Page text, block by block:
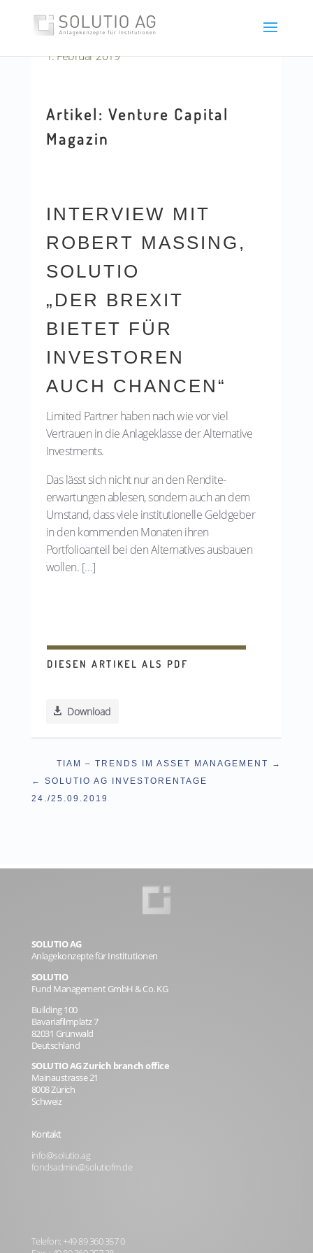
1. Februar 2019
Artikel: Venture Capital
Magazin
INTERVIEW MIT
ROBERT MASSING,
SOLUTIO
„DER BREXIT
BIETET FÜR
INVESTOREN
AUCH CHANCEN“
Limited Partner haben nach wie vor viel
Vertrauen in die Anlageklasse der Alternative
Investments.
Das lässt sich nicht nur an den Rendite-
erwartungen ablesen, sondern auch an dem
Umstand, dass viele institutionelle Geldgeber
in den kommenden Monaten ihren
Portfolioanteil bei den Alternatives ausbauen
wollen. […]
DIESEN ARTIKEL ALS PDF
Download
TIAM – TRENDS IM ASSET MANAGEMENT
SOLUTIO AG INVESTORENTAGE
24./25.09.2019
SOLUTIO AG
Anlagekonzepte für Institutionen
SOLUTIO
Fund Management GmbH & Co. KG
Building 100
Bavariafilmplatz 7
82031 Grünwald
Deutschland
SOLUTIO AG Zurich branch office
Mainaustrasse 21
8008 Zürich
Schweiz
Kontakt
info@solutio.ag
fondsadmin@solutiofm.de
Telefon: +49 89 360 357 0